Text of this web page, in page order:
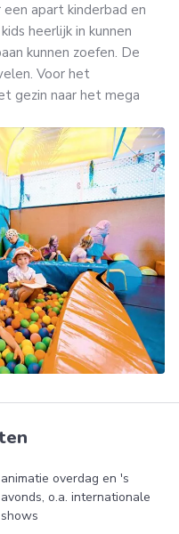
apart kinderbad en
heerlijk in kunnen
kunnen zoefen. De
Voor het
gezin naar het mega
animatie overdag en 's
avonds, o.a. internationale
shows